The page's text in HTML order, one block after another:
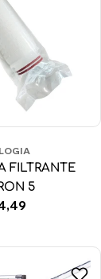
FILTRANTE
5